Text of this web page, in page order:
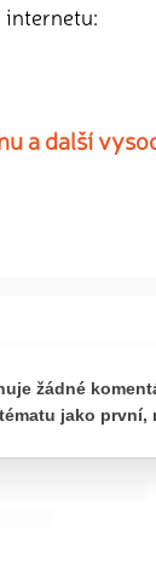
internetu:
a další